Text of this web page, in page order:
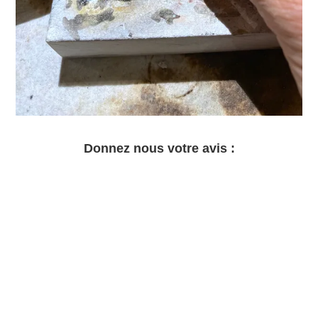
Donnez nous votre avis :